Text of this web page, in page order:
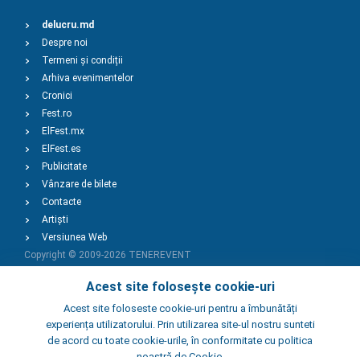
Acest site folosește cookie-uri
Acest site foloseste cookie-uri pentru a îmbunătăți
experiența utilizatorului. Prin utilizarea site-ul nostru sunteti
de acord cu toate cookie-urile, în conformitate cu politica
delucru.md
Despre noi
Termeni și condiții
Arhiva evenimentelor
Cronici
Fest.ro
ElFest.mx
ElFest.es
Publicitate
Vânzare de bilete
Contacte
Artiști
Versiunea Web
Copyright © 2009-2026 TENEREVENT
Adaugă Eveniment